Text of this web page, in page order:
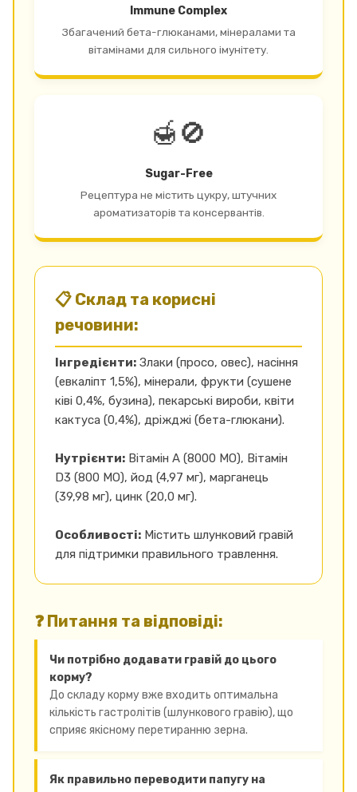
Immune Complex
Збагачений бета-глюканами, мінералами та
вітамінами для сильного імунітету.
🍯🚫
Sugar-Free
Рецептура не містить цукру, штучних
ароматизаторів та консервантів.
📋 Склад та корисні
речовини:
Інгредієнти: Злаки (просо, овес), насіння
(евкаліпт 1,5%), мінерали, фрукти (сушене
ківі 0,4%, бузина), пекарські вироби, квіти
кактуса (0,4%), дріжджі (бета-глюкани).
Нутрієнти: Вітамін А (8000 МО), Вітамін
D3 (800 МО), йод (4,97 мг), марганець
(39,98 мг), цинк (20,0 мг).
Особливості: Містить шлунковий гравій
для підтримки правильного травлення.
❓ Питання та відповіді:
Чи потрібно додавати гравій до цього
корму?
До складу корму вже входить оптимальна
кількість гастролітів (шлункового гравію), що
сприяє якісному перетиранню зерна.
Як правильно переводити папугу на